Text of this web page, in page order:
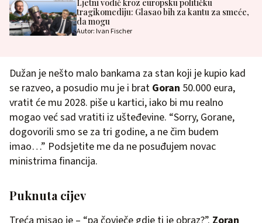
Ljetni vodič kroz europsku političku
tragikomediju: Glasao bih za kantu za smeće,
da mogu
Autor: Ivan Fischer
Dužan je nešto malo bankama za stan koji je kupio kad
se razveo, a posudio mu je i brat Goran 50.000 eura,
vratit će mu 2028. piše u kartici, iako bi mu realno
mogao već sad vratiti iz ušteđevine. “Sorry, Gorane,
dogovorili smo se za tri godine, a ne čim budem
imao…” Podsjetite me da ne posuđujem novac
ministrima financija.
Puknuta cijev